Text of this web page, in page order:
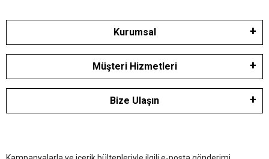
Kurumsal
Müşteri Hizmetleri
Bize Ulaşın